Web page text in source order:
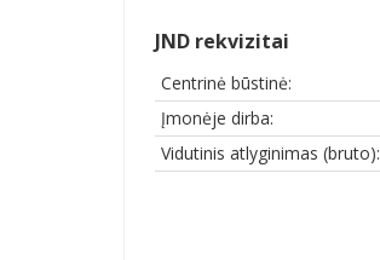
JND rekvizitai
Centrinė būstinė:
Įmonėje dirba:
Vidutinis atlyginimas (bruto):